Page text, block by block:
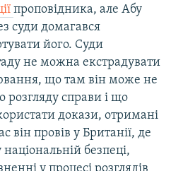
проповідника, але Абу
суди домагався
його. Суди
не можна екстрадувати
що там він може не
розгляду справи і що
докази, отримані
він провів у Британії, де
безпеці,